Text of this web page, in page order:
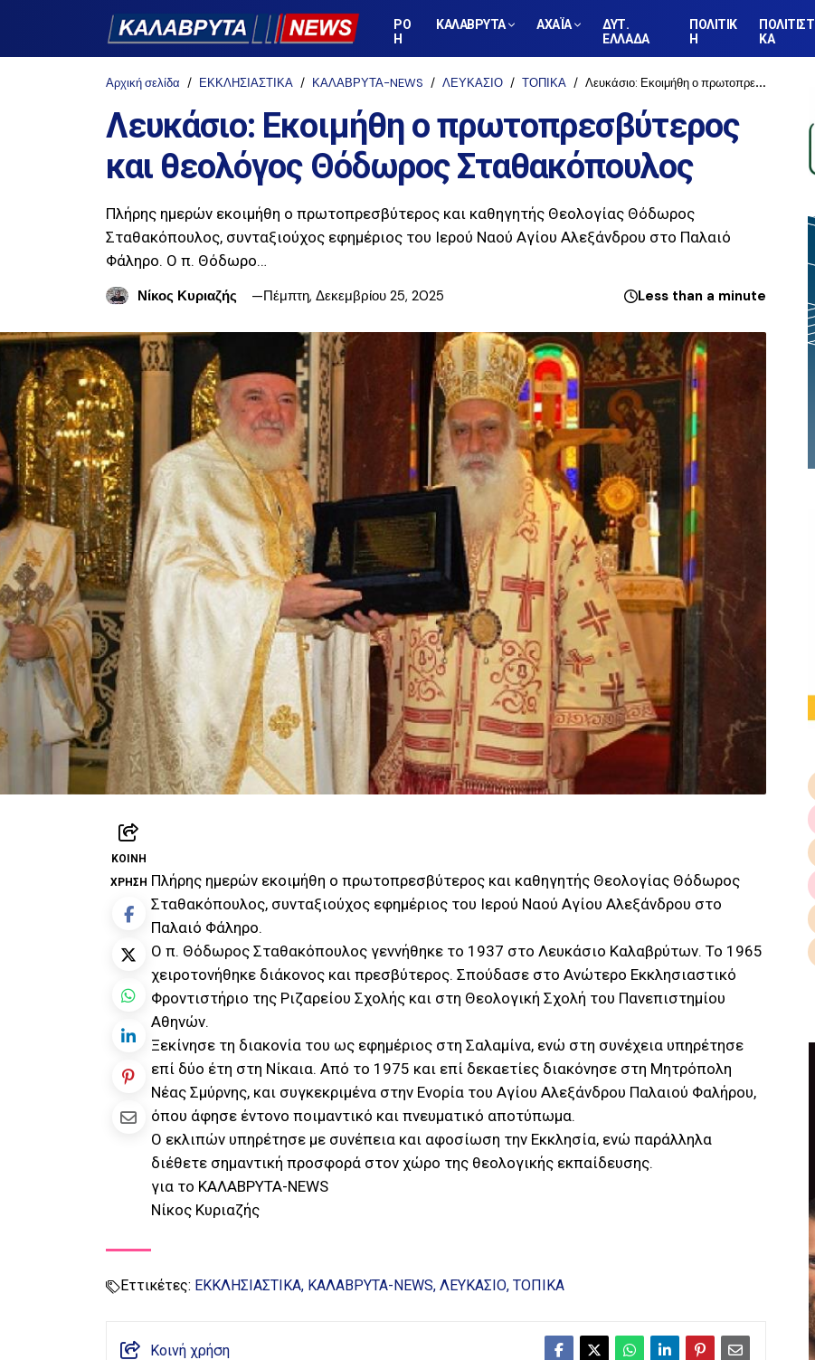
ΡΟ
Η
ΚΑΛΑΒΡΥΤΑ ΑΧΑΪΑ
ΔΥΤ.
ΕΛΛΑΔΑ
ΠΟΛΙΤΙΚ
Η
ΠΟΛΙΤΙΣΤΙ
ΚΑ
Αρχική σελίδα ΕΚΚΛΗΣΙΑΣΤΙΚΑ ΚΑΛΑΒΡΥΤΑ-NEWS ΛΕΥΚΑΣΙΟ ΤΟΠΙΚΑ Λευκάσιο: Εκοιμήθη ο πρωτοπρεσβύτερος και θεολόγος Θόδωρος Σταθακόπουλος
Λευκάσιο: Εκοιμήθη ο πρωτοπρεσβύτερος
και θεολόγος Θόδωρος Σταθακόπουλος
Πλήρης ημερών εκοιμήθη ο πρωτοπρεσβύτερος και καθηγητής Θεολογίας Θόδωρος
Σταθακόπουλος, συνταξιούχος εφημέριος του Ιερού Ναού Αγίου Αλεξάνδρου στο Παλαιό
Φάληρο. Ο π. Θόδωρο…
Νίκος Κυριαζής
Πέμπτη, Δεκεμβρίου 25, 2025 Less than a minute
ΚΟΙΝΉ
ΧΡΉΣΗ Πλήρης ημερών εκοιμήθη ο πρωτοπρεσβύτερος και καθηγητής Θεολογίας Θόδωρος
Σταθακόπουλος, συνταξιούχος εφημέριος του Ιερού Ναού Αγίου Αλεξάνδρου στο
Παλαιό Φάληρο.
Ο π. Θόδωρος Σταθακόπουλος γεννήθηκε το 1937 στο Λευκάσιο Καλαβρύτων. Το 1965
χειροτονήθηκε διάκονος και πρεσβύτερος. Σπούδασε στο Ανώτερο Εκκλησιαστικό
Φροντιστήριο της Ριζαρείου Σχολής και στη Θεολογική Σχολή του Πανεπιστημίου
Αθηνών.
Ξεκίνησε τη διακονία του ως εφημέριος στη Σαλαμίνα, ενώ στη συνέχεια υπηρέτησε
επί δύο έτη στη Νίκαια. Από το 1975 και επί δεκαετίες διακόνησε στη Μητρόπολη
Νέας Σμύρνης, και συγκεκριμένα στην Ενορία του Αγίου Αλεξάνδρου Παλαιού Φαλήρου,
όπου άφησε έντονο ποιμαντικό και πνευματικό αποτύπωμα.
Ο εκλιπών υπηρέτησε με συνέπεια και αφοσίωση την Εκκλησία, ενώ παράλληλα
διέθετε σημαντική προσφορά στον χώρο της θεολογικής εκπαίδευσης.
για το ΚΑΛΑΒΡΥΤΑ-NEWS
Νίκος Κυριαζής
Εττικέτες: ΕΚΚΛΗΣΙΑΣΤΙΚΑ ΚΑΛΑΒΡΥΤΑ-NEWS ΛΕΥΚΑΣΙΟ ΤΟΠΙΚΑ
Κοινή χρήση